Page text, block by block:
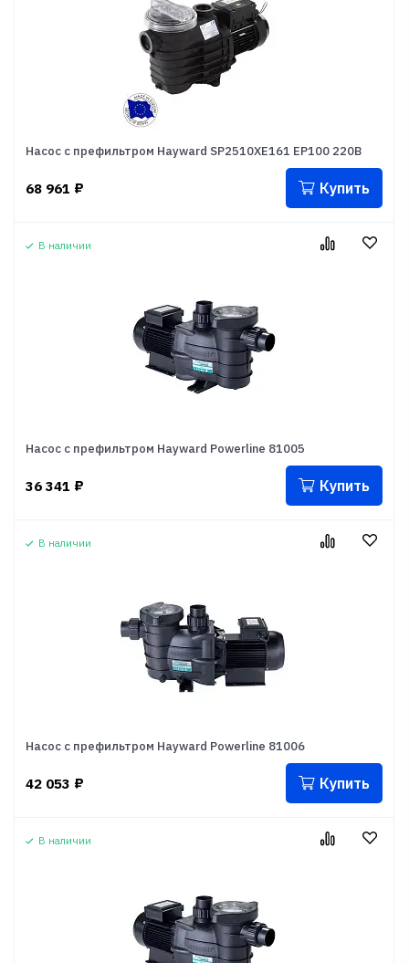
Насос с префильтром Hayward SP2510XE161 EP100 220В
68 961 ₽ Купить
В наличии
Насос с префильтром Hayward Powerline 81005
36 341 ₽ Купить
В наличии
Насос с префильтром Hayward Powerline 81006
42 053 ₽ Купить
В наличии